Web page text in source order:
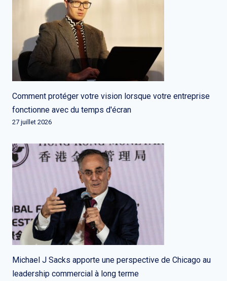
Comment protéger votre vision lorsque votre entreprise
fonctionne avec du temps d'écran
27 juillet 2026
Michael J Sacks apporte une perspective de Chicago au
leadership commercial à long terme